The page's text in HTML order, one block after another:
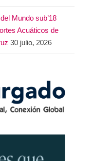
Mundo sub’18
Acuáticos de
30 julio, 2026